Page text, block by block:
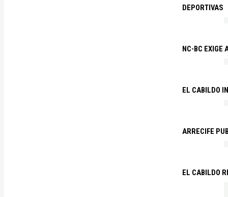
DEPORTIVAS
NC-BC EXIGE
EL CABILDO
ARRECIFE
EL CABILDO